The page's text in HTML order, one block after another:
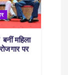
महिला
पर